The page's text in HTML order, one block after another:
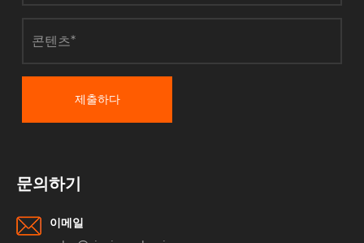
제출하다
문의하기
이메일